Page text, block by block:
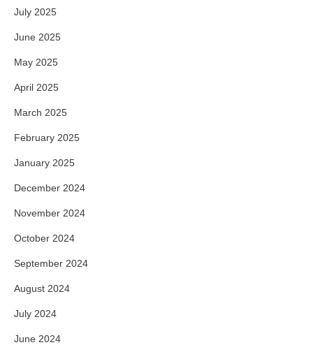
July 2025
June 2025
May 2025
April 2025
March 2025
February 2025
January 2025
December 2024
November 2024
October 2024
September 2024
August 2024
July 2024
June 2024